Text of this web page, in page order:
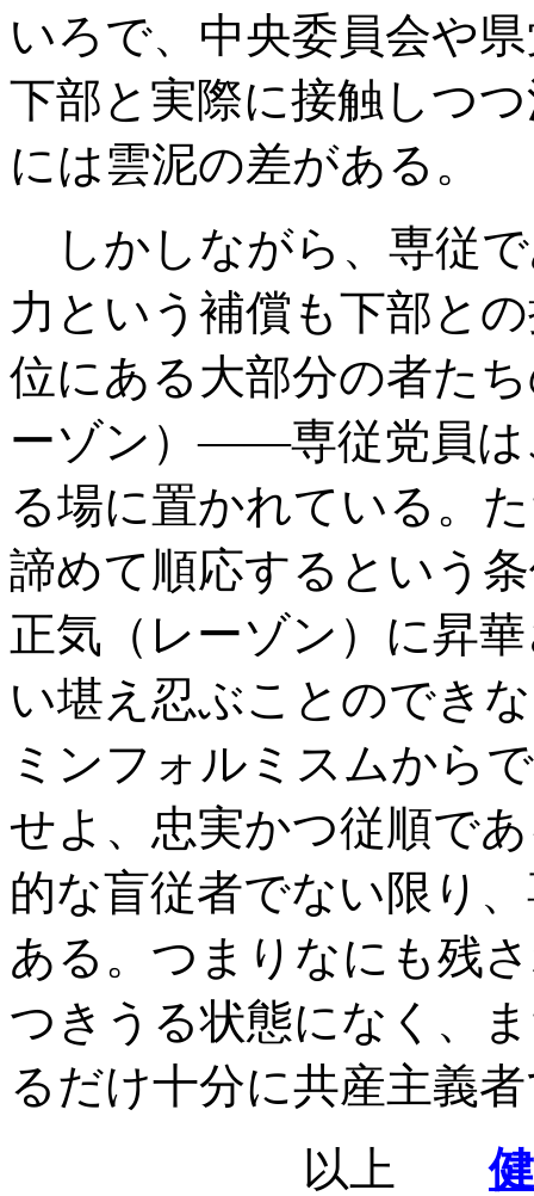
いろで、中央委員会や
下部と実際に接触しつ
には雲泥の差がある。
しかしながら、専従
力という補償も下部と
位にある大部分の者た
ーゾン）――専従党員は
る場に置かれている。
諦めて順応するという
正気（レーゾン）に昇
い堪え忍ぶことのでき
ミンフォルミスムから
せよ、忠実かつ従順で
的な盲従者でない限り
ある。つまりなにも残
つきうる状態になく、
るだけ十分に共産主義
以上